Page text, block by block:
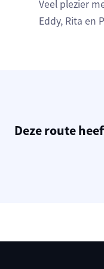
Veel plezier
Eddy, Rita en
Deze route